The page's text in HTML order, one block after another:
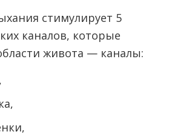
стимулирует 5
каналов, которые
живота — каналы: